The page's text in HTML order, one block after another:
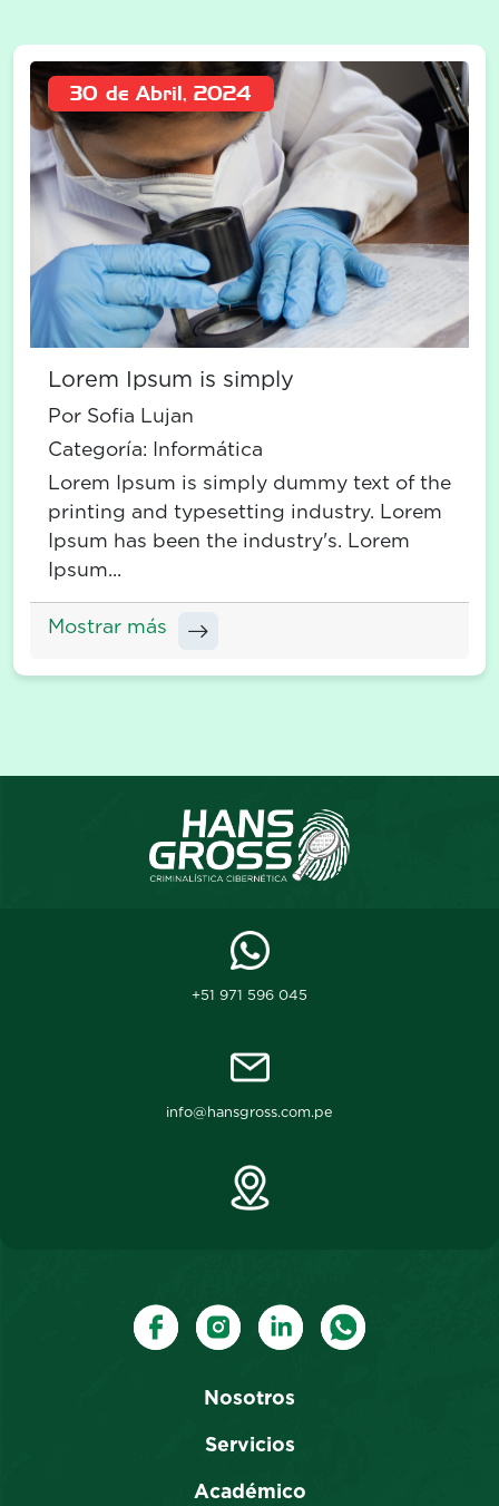
30 de Abril, 2024
Lorem Ipsum is simply
Por Sofia Lujan
Categoría: Informática
Lorem Ipsum is simply dummy text of the
printing and typesetting industry. Lorem
Ipsum has been the industry's. Lorem
Ipsum...
Mostrar más
+51 971 596 045
info@hansgross.com.pe
Nosotros
Servicios
Académico